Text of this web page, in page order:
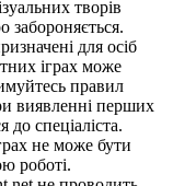
творів
забороняється.
для осіб
іграх може
правил
виявленні перших
до спеціаліста.
не може бути
роботі.